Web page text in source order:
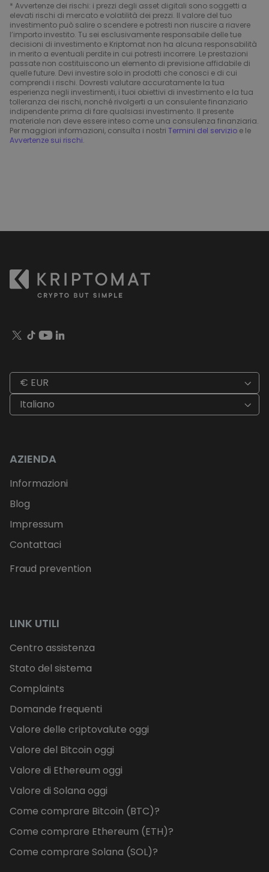
* Avvertenze dei rischi: i prezzi degli asset digitali sono soggetti a
elevati rischi di mercato e volatilità dei prezzi. Il valore del tuo
investimento può salire o scendere e potresti non riuscire a riavere
l’importo investito. Tu sei esclusivamente responsabile delle tue
decisioni di investimento e Kriptomat non ha alcuna responsabilità
in merito a eventuali perdite in cui potresti incorrere. Le prestazioni
passate non costituiscono un elemento di previsione affidabile di
quelle future. Devi investire solo in prodotti che conosci e di cui
comprendi i rischi. Dovresti valutare accuratamente la tua
esperienza negli investimenti, i tuoi obiettivi di investimento e la tua
tolleranza dei rischi, nonché rivolgerti a un consulente finanziario
indipendente prima di fare qualsiasi investimento. Il presente
materiale non deve essere inteso come una consulenza finanziaria.
Per maggiori informazioni, consulta i nostri Termini del servizio e le
Avvertenze sui rischi.
€ EUR
Italiano
AZIENDA
Informazioni
Blog
Impressum
Contattaci
Fraud prevention
LINK UTILI
Centro assistenza
Stato del sistema
Complaints
Domande frequenti
Valore delle criptovalute oggi
Valore del Bitcoin oggi
Valore di Ethereum oggi
Valore di Solana oggi
Come comprare Bitcoin (BTC)?
Come comprare Ethereum (ETH)?
Come comprare Solana (SOL)?